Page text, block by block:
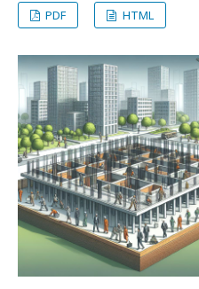
PDF HTML